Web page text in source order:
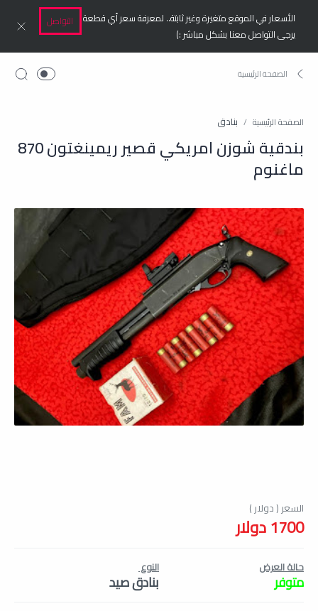
الأسعار في الموقع متغيرة وغير ثابتة.. لمعرفة سعر أي قطعة
يرجى التواصل معنا بشكل مباشر :)
التواصل
الصفحة الرئيسية بنادق
بندقية شوزن امريكي قصير ريمينغتون 870
ماغنوم
1700 دولار
حالة العرض
متوفر
النوع
بنادق صيد